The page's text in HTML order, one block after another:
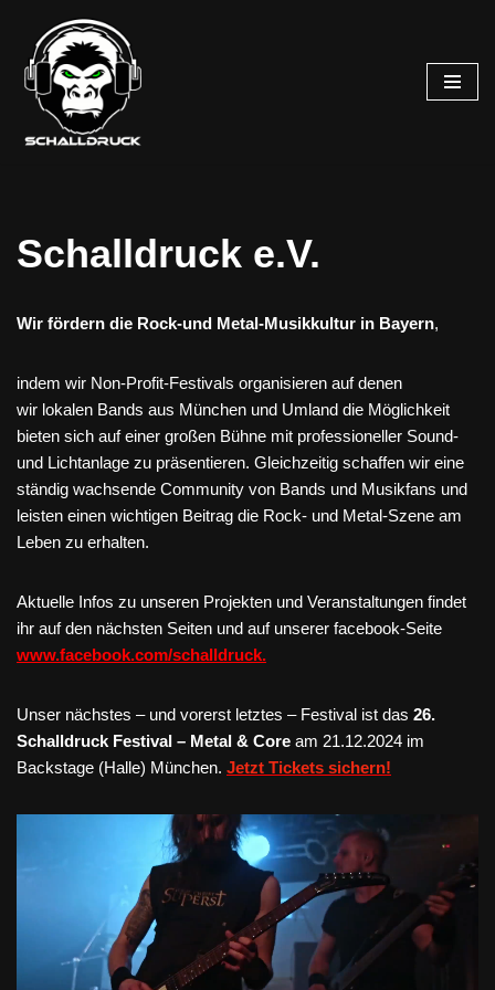
Zum
Inhalt
springen
Schalldruck e.V.
Wir fördern die Rock-und Metal-Musikkultur in Bayern,
indem wir Non-Profit-Festivals organisieren auf denen
wir lokalen Bands aus München und Umland die Möglichkeit
bieten sich auf einer großen Bühne mit professioneller Sound-
und Lichtanlage zu präsentieren. Gleichzeitig schaffen wir eine
ständig wachsende Community von Bands und Musikfans und
leisten einen wichtigen Beitrag die Rock- und Metal-Szene am
Leben zu erhalten.
Aktuelle Infos zu unseren Projekten und Veranstaltungen findet
ihr auf den nächsten Seiten und auf unserer facebook-Seite
www.facebook.com/schalldruck.
Unser nächstes – und vorerst letztes – Festival ist das 26.
Schalldruck Festival – Metal & Core am 21.12.2024 im
Backstage (Halle) München. Jetzt Tickets sichern!